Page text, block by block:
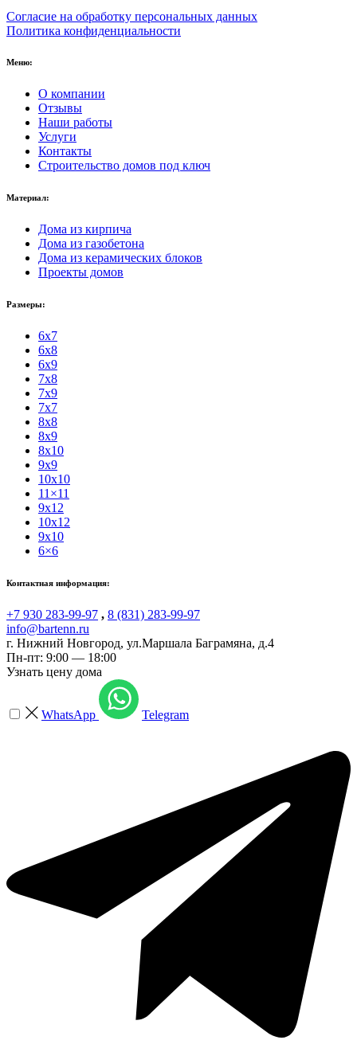
Согласие на обработку персональных данных
Политика конфиденциальности
Меню:
О компании
Отзывы
Наши работы
Услуги
Контакты
Строительство домов под ключ
Материал:
Дома из кирпича
Дома из газобетона
Дома из керамических блоков
Проекты домов
Размеры:
6x7
6x8
6x9
7x8
7x9
7x7
8x8
8x9
8x10
9x9
10x10
11×11
9x12
10x12
9x10
6×6
Контактная информация:
+7 930 283-99-97 , 8 (831) 283-99-97
info@bartenn.ru
г. Нижний Новгород, ул.Маршала Баграмяна, д.4
Пн-пт: 9:00 — 18:00
Узнать цену дома
WhatsApp Telegram